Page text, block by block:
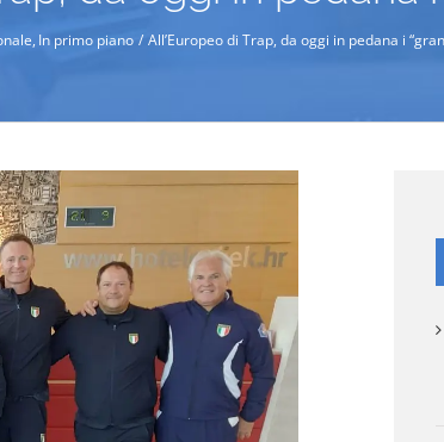
In primo piano All’Europeo di Trap, da oggi in pedana i